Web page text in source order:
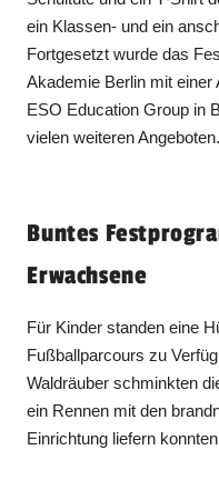
ein Klassen- und ein
Fortgesetzt wurde das
Akademie Berlin mit
ESO Education Group in
vielen weiteren Angeboten.
Buntes
Erwachsene
Für Kinder standen eine
Fußballparcours zu
Waldräuber schminkten
ein Rennen mit den
Einrichtung liefern